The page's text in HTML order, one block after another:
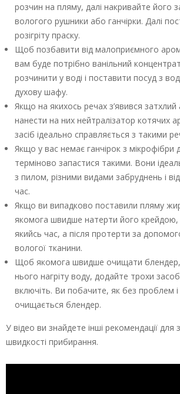
розчин на пляму, далі накривайте його
вологого рушники або ганчірки. Далі
розігріту праску.
Щоб позбавити від малоприємного
вам буде потрібно ванільний
розчинити у воді і поставити посуд з
духову шафу.
Якщо на якихось речах з’явився затхлий
нанести на них нейтралізатор котячих
засіб ідеально справляється з такими
Якщо у вас немає ганчірок з мікрофібри
терміново запастися такими. Вони
з пилом, різними видами забруднень і
час.
Якщо ви випадково поставили пляму
якомога швидше натерти його
якийсь час, а після протерти за
вологої тканини.
Щоб якомога швидше очищати блендер,
нього нагріту воду, додайте трохи
включіть. Ви побачите, як без проблем
очищається блендер.
У відео ви знайдете інші рекомендації для
швидкості прибирання.